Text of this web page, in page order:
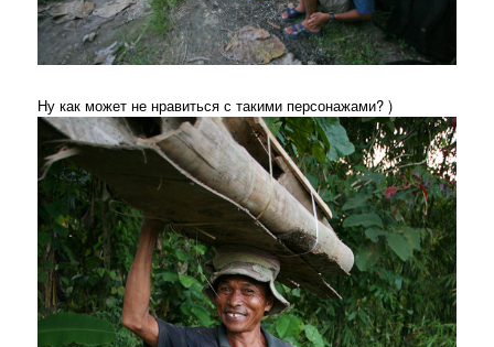
Ну как может не нравиться с такими персонажами? )